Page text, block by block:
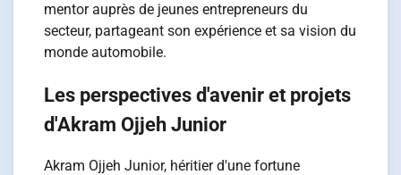
mentor auprès de jeunes entrepreneurs du
secteur, partageant son expérience et sa vision du
monde automobile.
Les perspectives d'avenir et projets
d'Akram Ojjeh Junior
Akram Ojjeh Junior, héritier d'une fortune